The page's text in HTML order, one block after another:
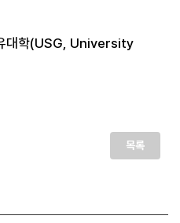
유대학(USG, University
목록